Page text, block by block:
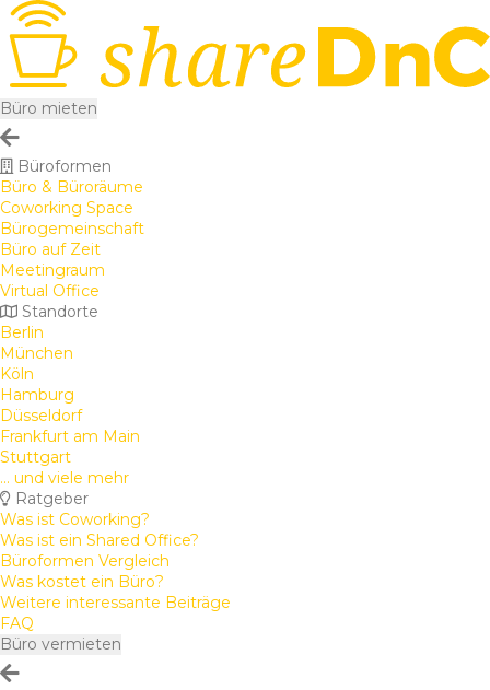
Büro mieten
Büroformen
Büro & Büroräume
Coworking Space
Bürogemeinschaft
Büro auf Zeit
Meetingraum
Virtual Office
Standorte
Berlin
München
Köln
Hamburg
Düsseldorf
Frankfurt am Main
Stuttgart
... und viele mehr
Ratgeber
Was ist Coworking?
Was ist ein Shared Office?
Büroformen Vergleich
Was kostet ein Büro?
Weitere interessante Beiträge
FAQ
Büro vermieten